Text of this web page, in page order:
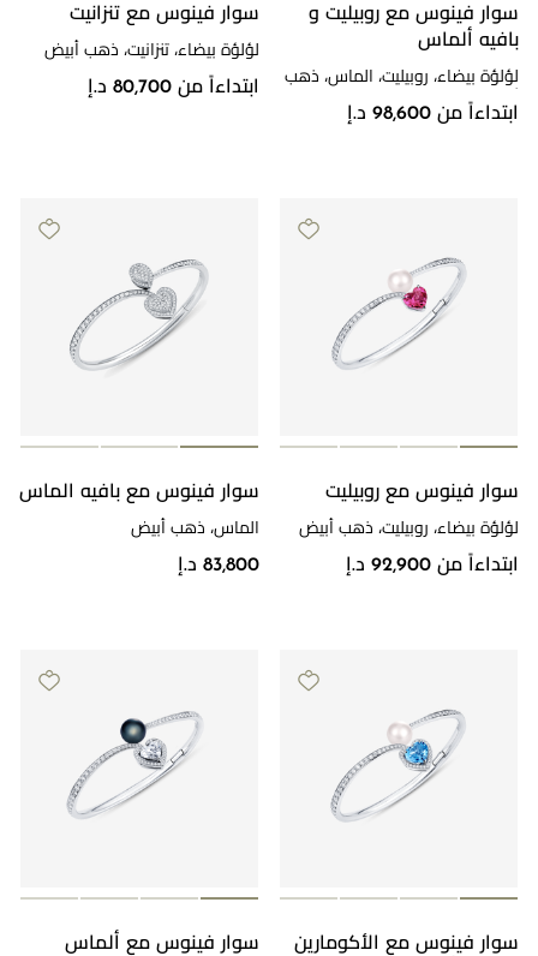
سوار فينوس مع روبيليت و
بافيه ألماس
لؤلؤة بيضاء، روبيليت، الماس، ذهب
أبيض
ابتداءاً من 98,600 د.إ
سوار فينوس مع تنزانيت
لؤلؤة بيضاء، تنزانيت، ذهب أبيض
ابتداءاً من 80,700 د.إ
سوار فينوس مع روبيليت
لؤلؤة بيضاء، روبيليت، ذهب أبيض
ابتداءاً من 92,900 د.إ
سوار فينوس مع بافيه الماس
الماس، ذهب أبيض
83,800 د.إ
سوار فينوس مع الأكومارين
سوار فينوس مع ألماس